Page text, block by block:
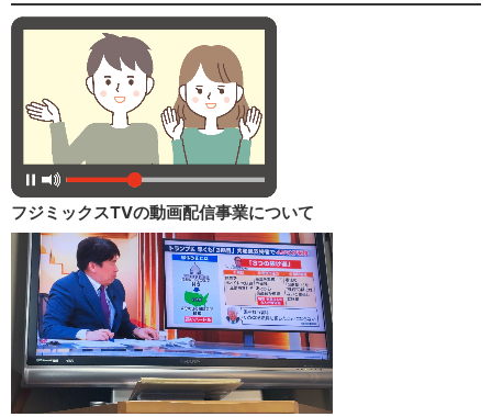
フジミックスTVの動画配信事業について